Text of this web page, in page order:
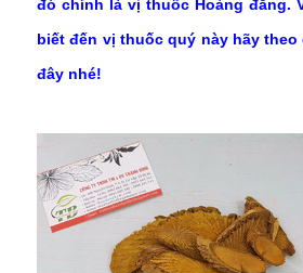
đó chính là vị thuốc Hoàng đằng.
biết đến vị thuốc quý này hãy
đây nhé!